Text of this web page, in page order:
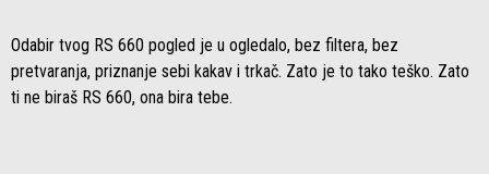
Odabir tvog RS 660 pogled je u ogledalo, bez filtera, bez
pretvaranja, priznanje sebi kakav i trkač. Zato je to tako teško. Zato
ti ne biraš RS 660, ona bira tebe.